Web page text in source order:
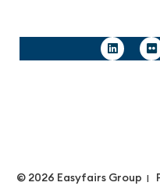
© 2026 Easyfairs Group |